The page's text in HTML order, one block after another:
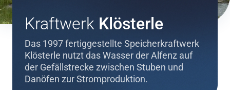
Kraftwerk Klösterle
Das 1997 fertiggestellte Speicherkraftwerk
Klösterle nutzt das Wasser der Alfenz auf
der Gefällstrecke zwischen Stuben und
Danöfen zur Stromproduktion.